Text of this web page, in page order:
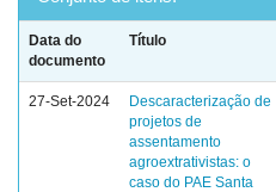
Data do
documento
Título
27-Set-2024
Descaracterização de
projetos de
assentamento
agroextrativistas: o
caso do PAE Santa